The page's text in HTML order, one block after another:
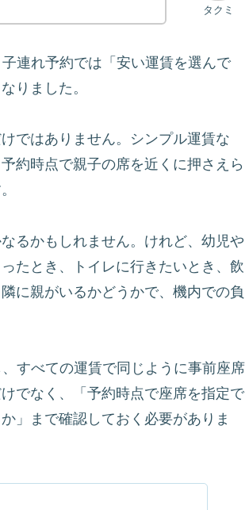
タクミ
連れ予約では「安い運賃を選んで
りました。
ではありません。シンプル運賃な
約時点で親子の席を近くに押さえら
るかもしれません。けれど、幼児や
たとき、トイレに行きたいとき、飲
に親がいるかどうかで、機内での負
すべての運賃で同じように事前座席
でなく、「予約時点で座席を指定で
」まで確認しておく必要がありま